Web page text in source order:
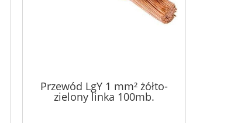
Przewód LgY 1 mm² żółto-
zielony linka 100mb.